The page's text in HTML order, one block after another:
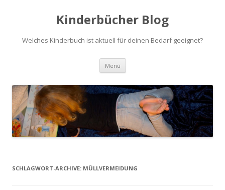
Kinderbücher Blog
Welches Kinderbuch ist aktuell für deinen Bedarf geeignet?
Menü Springe
Inhalt
SCHLAGWORT-ARCHIVE: MÜLLVERMEIDUNG